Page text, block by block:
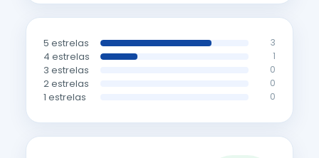
5 estrelas 3
4 estrelas 1
3 estrelas 0
2 estrelas 0
1 estrelas 0